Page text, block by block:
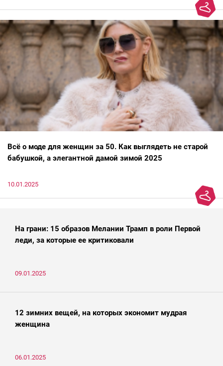
Всё о моде для женщин за 50. Как выглядеть не старой
бабушкой, а элегантной дамой зимой 2025
10.01.2025
На грани: 15 образов Мелании Трамп в роли Первой
леди, за которые ее критиковали
09.01.2025
12 зимних вещей, на которых экономит мудрая
женщина
06.01.2025